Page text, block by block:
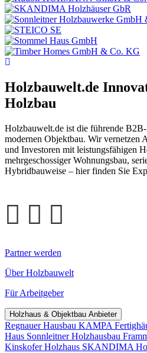
Holzbauwelt.de
Holzbau
Holzbauwelt.de ist die führende
modernen Objektbau. Wir vernetzen
und Investoren mit leistungsfähigen
mehrgeschossiger Wohnungsbau,
Hybridbauweise – hier finden Sie
Partner werden
Über Holzbauwelt
Für Arbeitgeber
Holzhaus & Objektbau Anbieter
Regnauer Hausbau KAMPA
Haus Sonnleitner Holzhausbau
Kinskofer Holzhaus SKANDIMA